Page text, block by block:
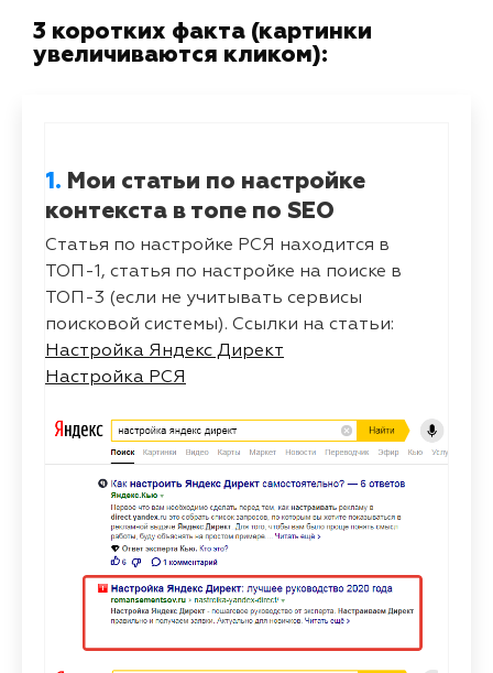
3 коротких факта (картинки
увеличиваются кликом):
1. Мои статьи по настройке
контекста в топе по SEO
Статья по настройке РСЯ находится в
ТОП-1, статья по настройке на поиске в
ТОП-3 (если не учитывать сервисы
поисковой системы). Ссылки на статьи:
Настройка Яндекс Директ
Настройка РСЯ